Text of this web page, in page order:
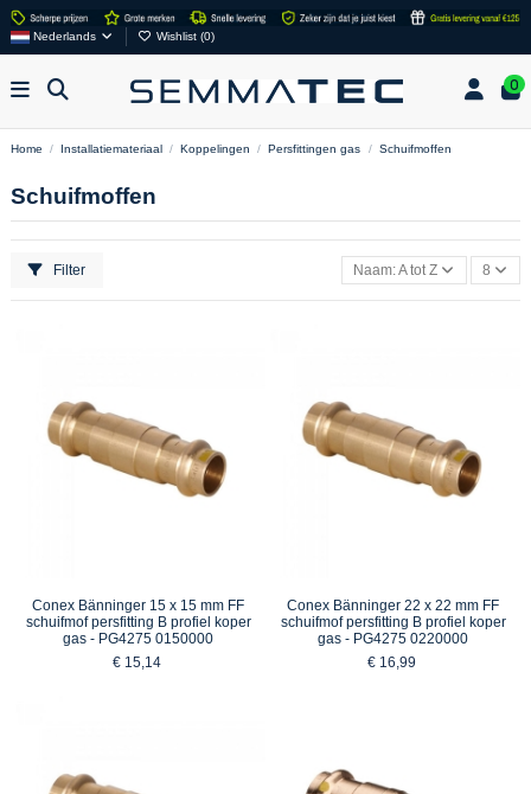
Nederlands Wishlist (0)
0
Home Installatiemateriaal Koppelingen Persfittingen gas Schuifmoffen
Schuifmoffen
Filter Naam: A tot Z 8
Conex Bänninger 15 x 15 mm FF
schuifmof persfitting B profiel koper
gas - PG4275 0150000
€ 15,14
Conex Bänninger 22 x 22 mm FF
schuifmof persfitting B profiel koper
gas - PG4275 0220000
€ 16,99